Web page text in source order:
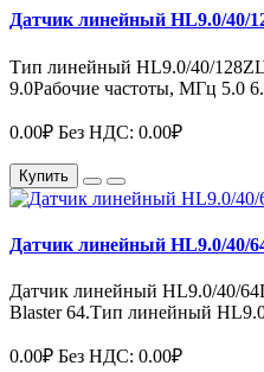
Датчик линейный HL9.0/40/
Тип линейный HL9.0/40/
9.0Рабочие частоты, МГц 5.0
0.00₽ Без НДС: 0.00₽
Купить
Датчик линейный HL9.0/40/
Датчик линейный HL9.0/40/
Blaster 64.Тип линейный
0.00₽ Без НДС: 0.00₽